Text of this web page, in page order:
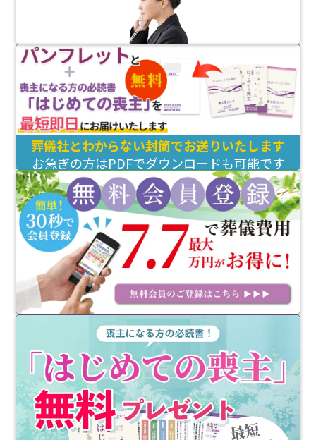
葬儀社とわからない封筒でお送りいたします
お急ぎの方はPDFでダウンロードも可能です